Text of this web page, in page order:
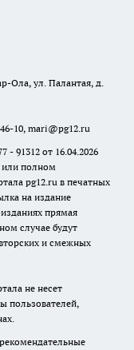
Ола, ул. Палантая, д.
10, mari@pg12.ru
91312 от 16.04.2026
полном
pg12.ru в печатных
на издание
прямая
случае будут
и смежных
не несет
пользователей,